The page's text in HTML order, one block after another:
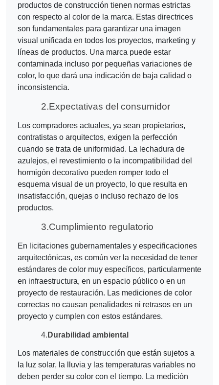
productos de construcción tienen normas estrictas
con respecto al color de la marca. Estas directrices
son fundamentales para garantizar una imagen
visual unificada en todos los proyectos, marketing y
líneas de productos. Una marca puede estar
contaminada incluso por pequeñas variaciones de
color, lo que dará una indicación de baja calidad o
inconsistencia.
2.Expectativas del consumidor
Los compradores actuales, ya sean propietarios,
contratistas o arquitectos, exigen la perfección
cuando se trata de uniformidad. La lechadura de
azulejos, el revestimiento o la incompatibilidad del
hormigón decorativo pueden romper todo el
esquema visual de un proyecto, lo que resulta en
insatisfacción, quejas o incluso rechazo de los
productos.
3.Cumplimiento regulatorio
En licitaciones gubernamentales y especificaciones
arquitectónicas, es común ver la necesidad de tener
estándares de color muy específicos, particularmente
en infraestructura, en un espacio público o en un
proyecto de restauración. Las mediciones de color
correctas no causan penalidades ni retrasos en un
proyecto y cumplen con estos estándares.
4. Durabilidad ambiental
Los materiales de construcción que están sujetos a
la luz solar, la lluvia y las temperaturas variables no
deben perder su color con el tiempo. La medición